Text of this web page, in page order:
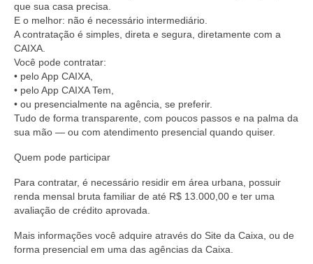
que sua casa precisa.
E o melhor: não é necessário intermediário.
A contratação é simples, direta e segura, diretamente com a
CAIXA.
Você pode contratar:
• pelo App CAIXA,
• pelo App CAIXA Tem,
• ou presencialmente na agência, se preferir.
Tudo de forma transparente, com poucos passos e na palma da
sua mão — ou com atendimento presencial quando quiser.
Quem pode participar
Para contratar, é necessário residir em área urbana, possuir
renda mensal bruta familiar de até R$ 13.000,00 e ter uma
avaliação de crédito aprovada.
Mais informações você adquire através do Site da Caixa, ou de
forma presencial em uma das agências da Caixa.